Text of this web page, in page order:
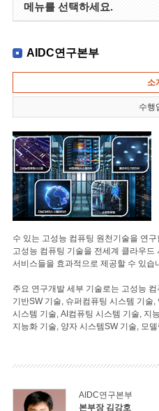
메뉴를 선택하세요.
AIDC연구본부
소
수행
수 있는 고성능 컴퓨팅 원천기술을 연
고성능 컴퓨팅 기술을 전세계 클라우
서비스들을 효과적으로 제공할 수 있습
주요 연구개발 세부 기술로는 고성능
기반SW 기술, 슈퍼컴퓨팅 시스템 기술,
시스템 기술, AI컴퓨팅 시스템 기술, 지
지능화 기술, 양자 시스템SW 기술, 모
AIDC연구본부
본부장 김강호